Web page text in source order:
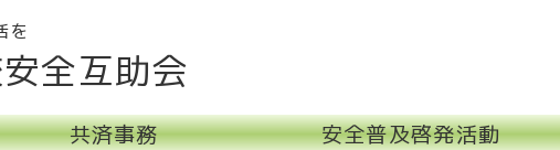
全互助会
を
共済事務 安全普及啓発活動